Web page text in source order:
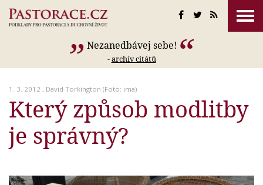
Nezanedbávej sebe!
-archív citátů
1. 3. 2012 , David Torkington (Foto: ima)
Který způsob modlitby
je správný?